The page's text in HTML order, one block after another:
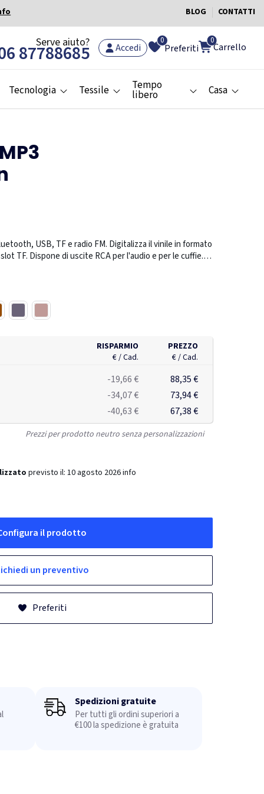
BLOG CONTATTI
Serve aiuto?
87788685 Accedi Preferiti
0 0
Carrello
Tecnologia Tessile Tempo
libero Casa
USB, TF e radio FM. Digitalizza il vinile in formato
TF. Dispone di uscite RCA per l'audio e per le cuffie.
RISPARMIO
€ / Cad.
PREZZO
€ / Cad.
-19,66 €
88,35 €
-34,07 €
73,94 €
-40,63 €
67,38 €
Prezzi per prodotto neutro senza personalizzazioni
previsto il: 10 agosto 2026info
il prodotto
un preventivo
Preferiti
Spedizioni gratuite
Per tutti gli ordini superiori a
€100 la spedizione è gratuita